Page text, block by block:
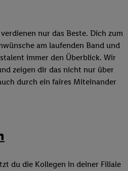
nur das Beste. Dich zum
am laufenden Band und
immer den Überblick. Wir
zeigen dir das nicht nur über
durch ein faires Miteinander
du die Kollegen in deiner Filiale